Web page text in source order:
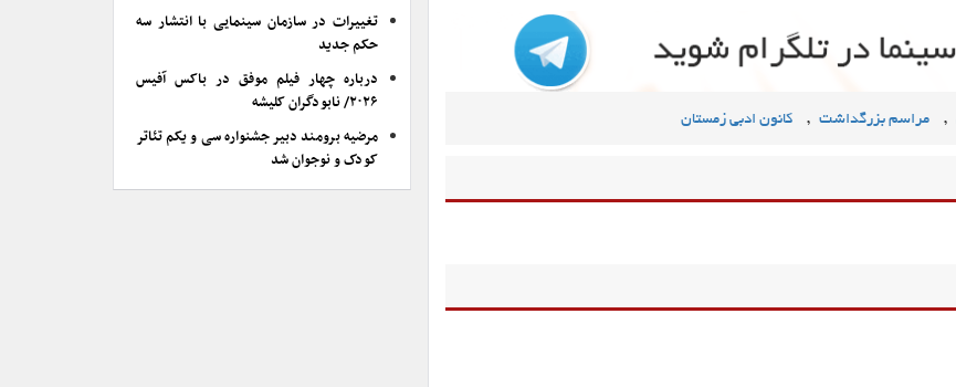
, مراسم بزرگداشت , کانون ادبی زمستان
تغییرات در سازمان سینمایی با انتشار سه
حکم جدید
درباره چهار فیلم موفق در باکس آفیس
۲۰۲۶/ نابودگران کلیشه
مرضیه برومند دبیر جشنواره سی و یکم تئاتر
کودک و نوجوان شد